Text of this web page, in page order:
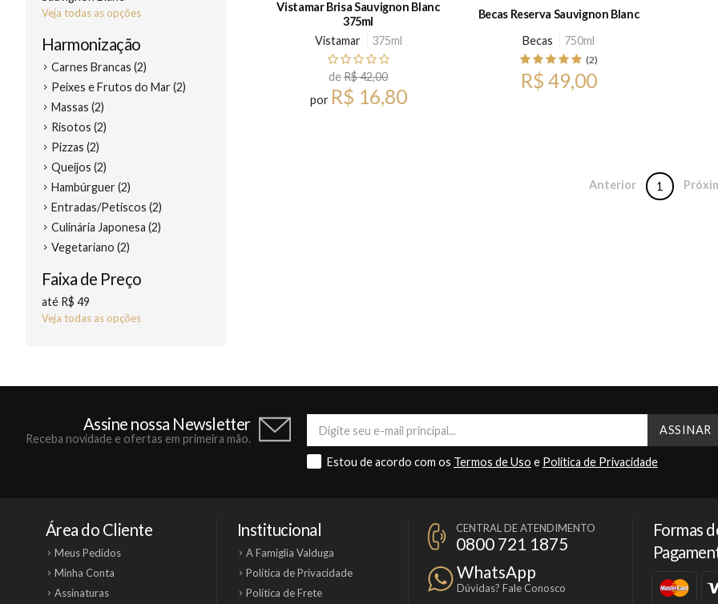
Veja todas as opções
Harmonização
Carnes Brancas (2)
Peixes e Frutos do Mar (2)
Massas (2)
Risotos (2)
Pizzas (2)
Queijos (2)
Hambúrguer (2)
Entradas/Petiscos (2)
Culinária Japonesa (2)
Vegetariano (2)
Faixa de Preço
até R$ 49
Veja todas as opções
Vistamar Brisa Sauvignon Blanc
375ml
Vistamar
375ml
deR$ 42,00
por R$ 16,80
Becas Reserva Sauvignon Blanc
Becas
750ml
(2)
R$ 49,00
Anterior 1
Assine nossa Newsletter
Receba novidade e ofertas em primeira mão.
Estou de acordo com os Termos de Uso e Política de Privacidade
Área do Cliente
Meus Pedidos
Minha Conta
Assinaturas
Institucional
A Famiglia Valduga
Política de Privacidade
Política de Frete
CENTRAL DE ATENDIMENTO
0800 721 1875
WhatsApp
Dúvidas? Fale Conosco
Formas